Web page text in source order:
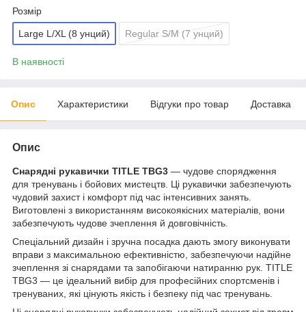
Розмір
Large L/XL (8 унций) Regular S/M (7 унций)
В наявності
Опис Характеристики Відгуки про товар Доставка
Опис
Снарядні рукавички TITLE TBG3 — чудове спорядження
для тренувань і бойових мистецтв. Ці рукавички забезпечують
чудовий захист і комфорт під час інтенсивних занять.
Виготовлені з використанням високоякісних матеріалів, вони
забезпечують чудове зчеплення й довговічність.
Спеціальний дизайн і зручна посадка дають змогу виконувати
вправи з максимальною ефективністю, забезпечуючи надійне
зчеплення зі снарядами та запобігаючи натиранню рук. TITLE
TBG3 — це ідеальний вибір для професійних спортсменів і
тренуваних, які цінують якість і безпеку під час тренувань.